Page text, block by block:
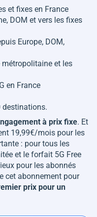
et fixes en France
DOM et vers les fixes
Europe, DOM,
et les
en France
destinations.
à prix fixe. Et
19,99€/mois pour les
: pour tous les
et le forfait 5G Free
pour les abonnés
cet abonnement pour
prix pour un